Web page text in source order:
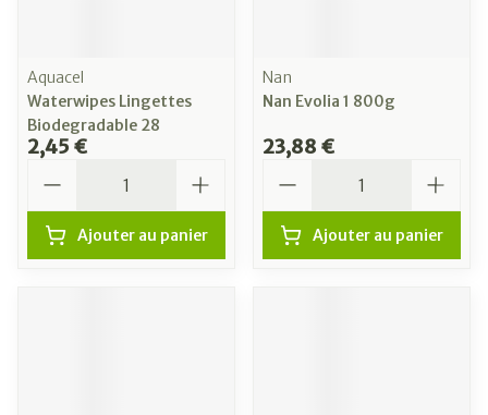
Aquacel
Waterwipes Lingettes
Biodegradable 28
2,45 €
Ajouter au panier
Nan
Nan Evolia 1 800g
23,88 €
Ajouter au panier